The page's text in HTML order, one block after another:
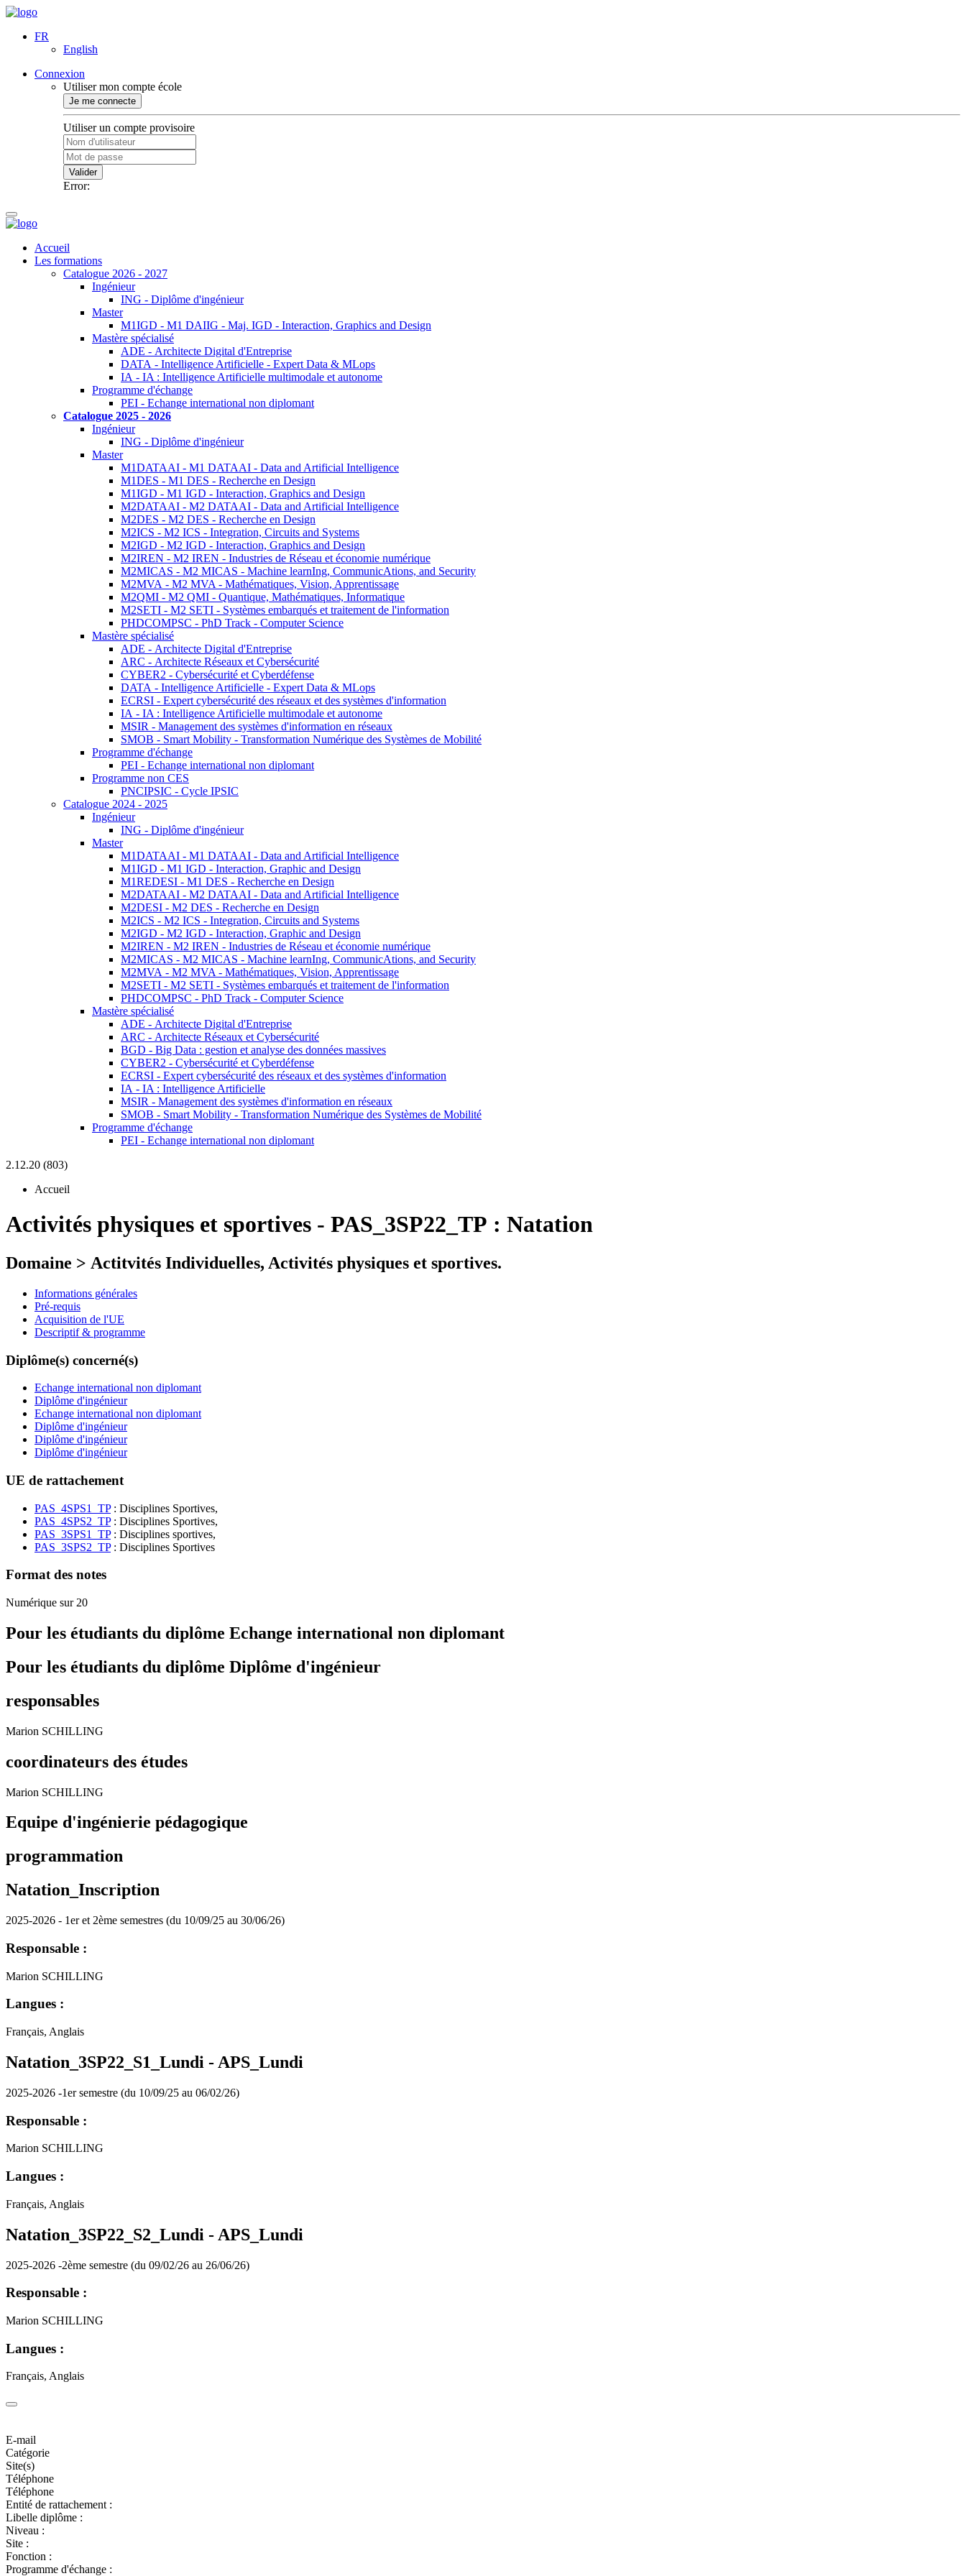
FR
English
Connexion
Utiliser mon compte école
Je me connecte
Utiliser un compte provisoire
Valider
Error:
Accueil
Les formations
Catalogue 2026 - 2027
Ingénieur
ING - Diplôme d'ingénieur
Master
M1IGD - M1 DAIIG - Maj. IGD - Interaction, Graphics and Design
Mastère spécialisé
ADE - Architecte Digital d'Entreprise
DATA - Intelligence Artificielle - Expert Data & MLops
IA - IA : Intelligence Artificielle multimodale et autonome
Programme d'échange
PEI - Echange international non diplomant
Catalogue 2025 - 2026
Ingénieur
ING - Diplôme d'ingénieur
Master
M1DATAAI - M1 DATAAI - Data and Artificial Intelligence
M1DES - M1 DES - Recherche en Design
M1IGD - M1 IGD - Interaction, Graphics and Design
M2DATAAI - M2 DATAAI - Data and Artificial Intelligence
M2DES - M2 DES - Recherche en Design
M2ICS - M2 ICS - Integration, Circuits and Systems
M2IGD - M2 IGD - Interaction, Graphics and Design
M2IREN - M2 IREN - Industries de Réseau et économie numérique
M2MICAS - M2 MICAS - Machine learnIng, CommunicAtions, and Security
M2MVA - M2 MVA - Mathématiques, Vision, Apprentissage
M2QMI - M2 QMI - Quantique, Mathématiques, Informatique
M2SETI - M2 SETI - Systèmes embarqués et traitement de l'information
PHDCOMPSC - PhD Track - Computer Science
Mastère spécialisé
ADE - Architecte Digital d'Entreprise
ARC - Architecte Réseaux et Cybersécurité
CYBER2 - Cybersécurité et Cyberdéfense
DATA - Intelligence Artificielle - Expert Data & MLops
ECRSI - Expert cybersécurité des réseaux et des systèmes d'information
IA - IA : Intelligence Artificielle multimodale et autonome
MSIR - Management des systèmes d'information en réseaux
SMOB - Smart Mobility - Transformation Numérique des Systèmes de Mobilité
Programme d'échange
PEI - Echange international non diplomant
Programme non CES
PNCIPSIC - Cycle IPSIC
Catalogue 2024 - 2025
Ingénieur
ING - Diplôme d'ingénieur
Master
M1DATAAI - M1 DATAAI - Data and Artificial Intelligence
M1IGD - M1 IGD - Interaction, Graphic and Design
M1REDESI - M1 DES - Recherche en Design
M2DATAAI - M2 DATAAI - Data and Artificial Intelligence
M2DESI - M2 DES - Recherche en Design
M2ICS - M2 ICS - Integration, Circuits and Systems
M2IGD - M2 IGD - Interaction, Graphic and Design
M2IREN - M2 IREN - Industries de Réseau et économie numérique
M2MICAS - M2 MICAS - Machine learnIng, CommunicAtions, and Security
M2MVA - M2 MVA - Mathématiques, Vision, Apprentissage
M2SETI - M2 SETI - Systèmes embarqués et traitement de l'information
PHDCOMPSC - PhD Track - Computer Science
Mastère spécialisé
ADE - Architecte Digital d'Entreprise
ARC - Architecte Réseaux et Cybersécurité
BGD - Big Data : gestion et analyse des données massives
CYBER2 - Cybersécurité et Cyberdéfense
ECRSI - Expert cybersécurité des réseaux et des systèmes d'information
IA - IA : Intelligence Artificielle
MSIR - Management des systèmes d'information en réseaux
SMOB - Smart Mobility - Transformation Numérique des Systèmes de Mobilité
Programme d'échange
PEI - Echange international non diplomant
2.12.20 (803)
Accueil
Activités physiques et sportives - PAS_3SP22_TP : Natation
Domaine > Actitvités Individuelles, Activités physiques et sportives.
Informations générales
Pré-requis
Acquisition de l'UE
Descriptif & programme
Diplôme(s) concerné(s)
Echange international non diplomant
Diplôme d'ingénieur
Echange international non diplomant
Diplôme d'ingénieur
Diplôme d'ingénieur
Diplôme d'ingénieur
UE de rattachement
PAS_4SPS1_TP: Disciplines Sportives,
PAS_4SPS2_TP: Disciplines Sportives,
PAS_3SPS1_TP: Disciplines sportives,
PAS_3SPS2_TP: Disciplines Sportives
Format des notes
Numérique sur 20
Pour les étudiants du diplôme Echange international non diplomant
Pour les étudiants du diplôme Diplôme d'ingénieur
responsables
Marion SCHILLING
coordinateurs des études
Marion SCHILLING
Equipe d'ingénierie pédagogique
programmation
Natation_Inscription
2025-2026 - 1er et 2ème semestres (du 10/09/25 au 30/06/26)
Responsable :
Marion SCHILLING
Langues :
Français, Anglais
Natation_3SP22_S1_Lundi - APS_Lundi
2025-2026 -1er semestre (du 10/09/25 au 06/02/26)
Responsable :
Marion SCHILLING
Langues :
Français, Anglais
Natation_3SP22_S2_Lundi - APS_Lundi
2025-2026 -2ème semestre (du 09/02/26 au 26/06/26)
Responsable :
Marion SCHILLING
Langues :
Français, Anglais
E-mail
Catégorie
Site(s)
Téléphone
Téléphone
Entité de rattachement :
Libelle diplôme :
Niveau :
Site :
Fonction :
Programme d'échange :